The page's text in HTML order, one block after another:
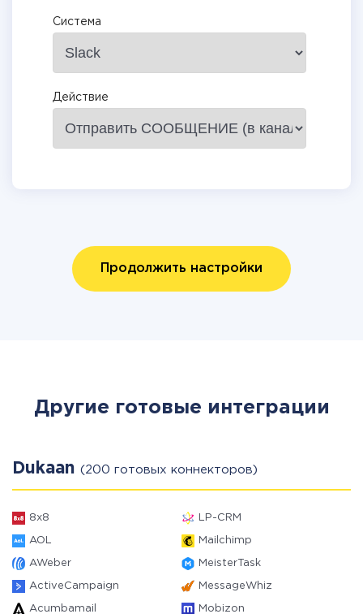
Система
Действие
Продолжить настройки
Другие готовые интеграции
Dukaan (200 готовых коннекторов)
8x8 LP-CRM
AOL Mailchimp
AWeber MeisterTask
ActiveCampaign MessageWhiz
Acumbamail Mobizon